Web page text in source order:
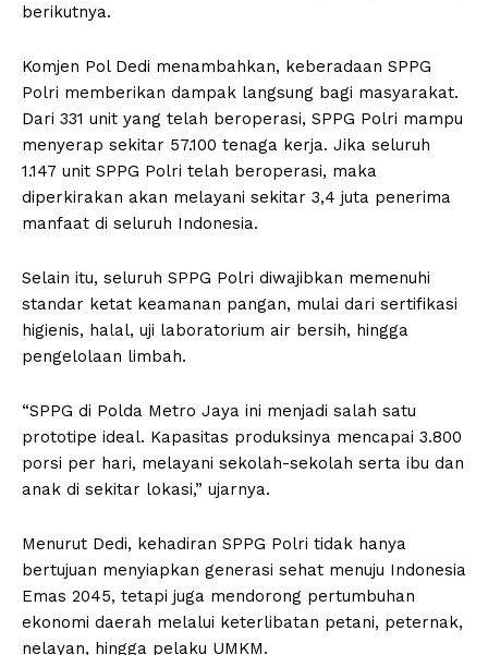
berikutnya.
Komjen Pol Dedi menambahkan, keberadaan SPPG
Polri memberikan dampak langsung bagi masyarakat.
Dari 331 unit yang telah beroperasi, SPPG Polri mampu
menyerap sekitar 57.100 tenaga kerja. Jika seluruh
1.147 unit SPPG Polri telah beroperasi, maka
diperkirakan akan melayani sekitar 3,4 juta penerima
manfaat di seluruh Indonesia.
Selain itu, seluruh SPPG Polri diwajibkan memenuhi
standar ketat keamanan pangan, mulai dari sertifikasi
higienis, halal, uji laboratorium air bersih, hingga
pengelolaan limbah.
“SPPG di Polda Metro Jaya ini menjadi salah satu
prototipe ideal. Kapasitas produksinya mencapai 3.800
porsi per hari, melayani sekolah-sekolah serta ibu dan
anak di sekitar lokasi,” ujarnya.
Menurut Dedi, kehadiran SPPG Polri tidak hanya
bertujuan menyiapkan generasi sehat menuju Indonesia
Emas 2045, tetapi juga mendorong pertumbuhan
ekonomi daerah melalui keterlibatan petani, peternak,
nelayan, hingga pelaku UMKM.